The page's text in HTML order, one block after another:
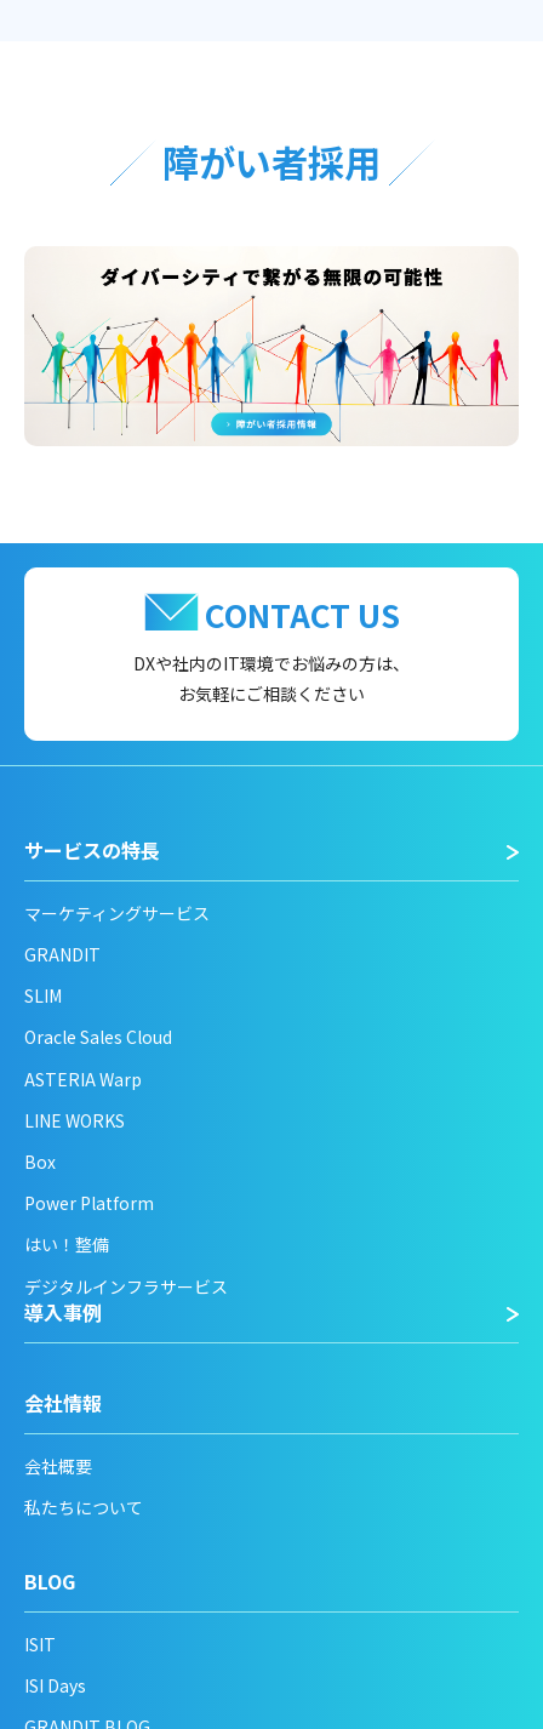
障がい者採用
CONTACT US
DXや社内のIT環境でお悩みの方は、
お気軽にご相談ください
サービスの特長
マーケティングサービス
GRANDIT
SLIM
Oracle Sales Cloud
ASTERIA Warp
LINE WORKS
Box
Power Platform
はい！整備
デジタルインフラサービス
導入事例
会社情報
会社概要
私たちについて
BLOG
ISIT
ISI Days